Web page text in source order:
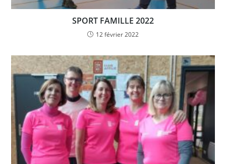
SPORT FAMILLE 2022
12 février 2022